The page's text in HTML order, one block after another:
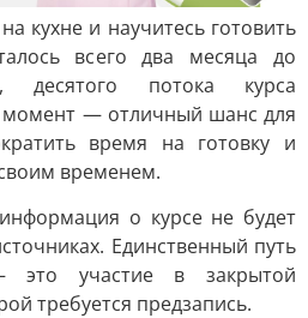
кухне и научитесь готовить
всего два месяца до
десятого потока курса
момент — отличный шанс для
время на готовку и
временем.
о курсе не будет
Единственный путь
участие в закрытой
требуется предзапись.